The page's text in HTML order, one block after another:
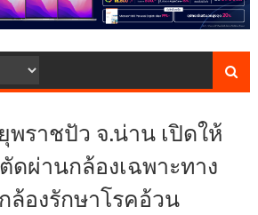
พราชปัว จ.น่าน เปิดให้
ดผ่านกล้องเฉพาะทาง
ล้องรักษาโรคอ้วน